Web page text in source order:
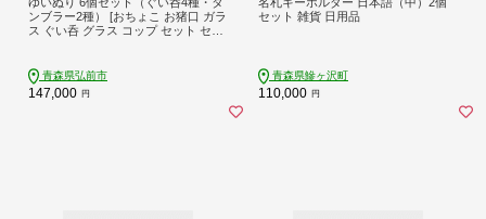
ンブラー2種） [おちょこ お猪口 ガラ
ス ぐい呑 グラス コップ セット セッ
青森県弘前市
147,000 円
セット 雑貨 日用品
青森県鰺ヶ沢町
110,000 円